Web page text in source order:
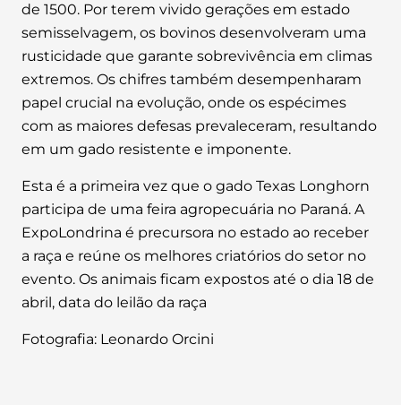
de 1500. Por terem vivido gerações em estado
semisselvagem, os bovinos desenvolveram uma
rusticidade que garante sobrevivência em climas
extremos. Os chifres também desempenharam
papel crucial na evolução, onde os espécimes
com as maiores defesas prevaleceram, resultando
em um gado resistente e imponente.
Esta é a primeira vez que o gado Texas Longhorn
participa de uma feira agropecuária no Paraná. A
ExpoLondrina é precursora no estado ao receber
a raça e reúne os melhores criatórios do setor no
evento. Os animais ficam expostos até o dia 18 de
abril, data do leilão da raça
Fotografia: Leonardo Orcini